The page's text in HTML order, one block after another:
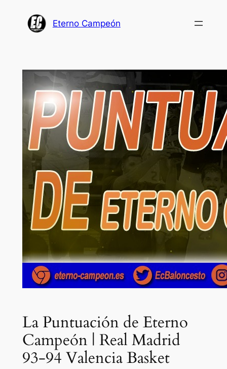
Eterno Campeón
La Puntuación de Eterno
Campeón | Real Madrid
93-94 Valencia Basket